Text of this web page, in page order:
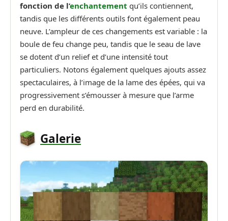
fonction de l’enchantement qu’ils contiennent,
tandis que les différents outils font également peau
neuve. L’ampleur de ces changements est variable : la
boule de feu change peu, tandis que le seau de lave
se dotent d’un relief et d’une intensité tout
particuliers. Notons également quelques ajouts assez
spectaculaires, à l’image de la lame des épées, qui va
progressivement s’émousser à mesure que l’arme
perd en durabilité.
Galerie